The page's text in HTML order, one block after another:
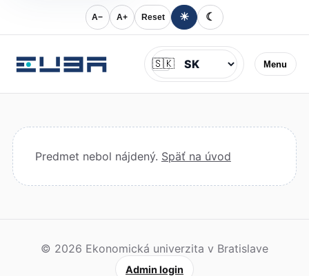
A− A+ Reset ☀ ☾
Menu
Jazyk
🇸🇰
Predmet nebol nájdený. Späť na úvod
© 2026 Ekonomická univerzita v Bratislave
Admin login